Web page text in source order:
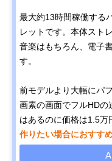
最大約13時間稼働する
レットです。本体スト
音楽はもちろん、電子
す。
前モデルより大幅にパ
画素の画面でフルHDの
はあるのに価格は1.5万
作りたい場合におすす